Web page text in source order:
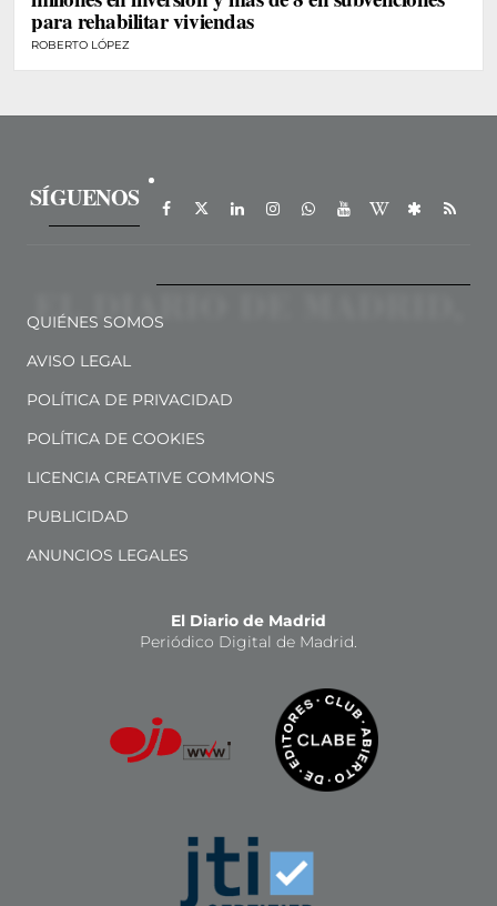
para rehabilitar viviendas
ROBERTO LÓPEZ
SÍGUENOS
QUIÉNES SOMOS
AVISO LEGAL
POLÍTICA DE PRIVACIDAD
POLÍTICA DE COOKIES
LICENCIA CREATIVE COMMONS
PUBLICIDAD
ANUNCIOS LEGALES
El Diario de Madrid
Periódico Digital de Madrid.